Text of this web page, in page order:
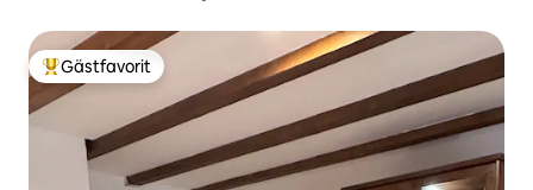
Populär gästfavorit
Gästfavorit